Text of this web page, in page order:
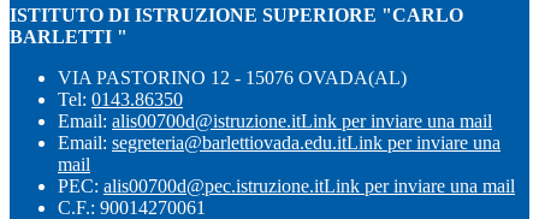
ISTITUTO DI ISTRUZIONE SUPERIORE "CARLO
BARLETTI "
VIA PASTORINO 12 - 15076 OVADA(AL)
Tel: 0143.86350
Email: alis00700d@istruzione.itLink per inviare una mail
Email: segreteria@barlettiovada.edu.itLink per inviare una
mail
PEC: alis00700d@pec.istruzione.itLink per inviare una mail
C.F.: 90014270061